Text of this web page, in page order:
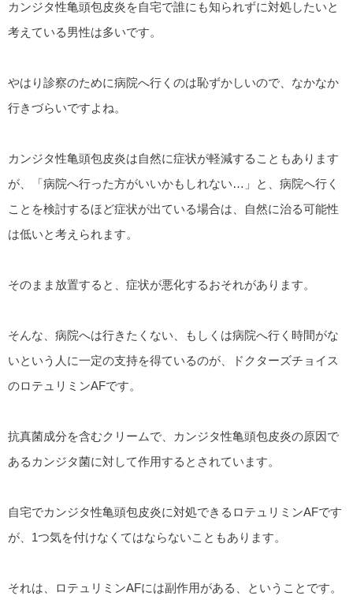
カンジタ性亀頭包皮炎を自宅で誰にも知られずに対処したいと
考えている男性は多いです。
やはり診察のために病院へ行くのは恥ずかしいので、なかなか
行きづらいですよね。
カンジタ性亀頭包皮炎は自然に症状が軽減することもあります
が、「病院へ行った方がいいかもしれない…」と、病院へ行く
ことを検討するほど症状が出ている場合は、自然に治る可能性
は低いと考えられます。
そのまま放置すると、症状が悪化するおそれがあります。
そんな、病院へは行きたくない、もしくは病院へ行く時間がな
いという人に一定の支持を得ているのが、ドクターズチョイス
のロテュリミンAFです。
抗真菌成分を含むクリームで、カンジタ性亀頭包皮炎の原因で
あるカンジタ菌に対して作用するとされています。
自宅でカンジタ性亀頭包皮炎に対処できるロテュリミンAFです
が、1つ気を付けなくてはならないこともあります。
それは、ロテュリミンAFには副作用がある、ということです。